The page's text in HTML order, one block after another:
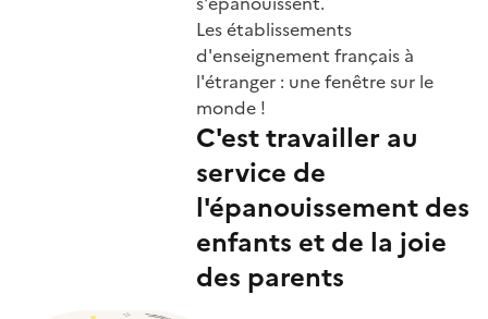
Les établissements
d'enseignement français à
l'étranger : une fenêtre sur le
monde !
C'est travailler au
service de
l'épanouissement des
enfants et de la joie
des parents